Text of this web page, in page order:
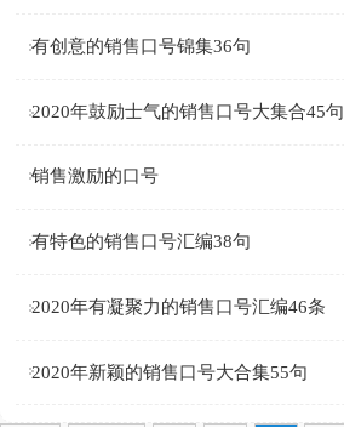
有创意的销售口号锦集36句
2020年鼓励士气的销售口号大集合45句
销售激励的口号
有特色的销售口号汇编38句
2020年有凝聚力的销售口号汇编46条
2020年新颖的销售口号大合集55句